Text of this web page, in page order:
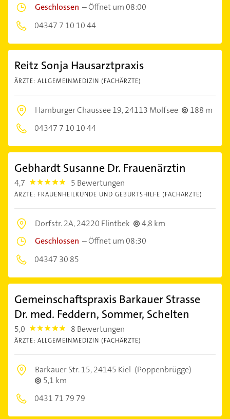
Geschlossen –Öffnet um 08:00
04347 7 10 10 44
Reitz Sonja Hausarztpraxis
ÄRZTE: ALLGEMEINMEDIZIN (FACHÄRZTE)
Hamburger Chaussee 19,24113 Molfsee
188 m
04347 7 10 10 44
Gebhardt Susanne Dr. Frauenärztin
4,7 4.7000003 5 Bewertungen
ÄRZTE: FRAUENHEILKUNDE UND GEBURTSHILFE (FACHÄRZTE)
Dorfstr. 2A,24220 Flintbek
4,8 km
Geschlossen –Öffnet um 08:30
04347 30 85
Gemeinschaftspraxis Barkauer Strasse
Dr. med. Feddern, Sommer, Schelten
5,0 5.0 8 Bewertungen
ÄRZTE: ALLGEMEINMEDIZIN (FACHÄRZTE)
Barkauer Str. 15,24145 Kiel (Poppenbrügge)
5,1 km
0431 71 79 79